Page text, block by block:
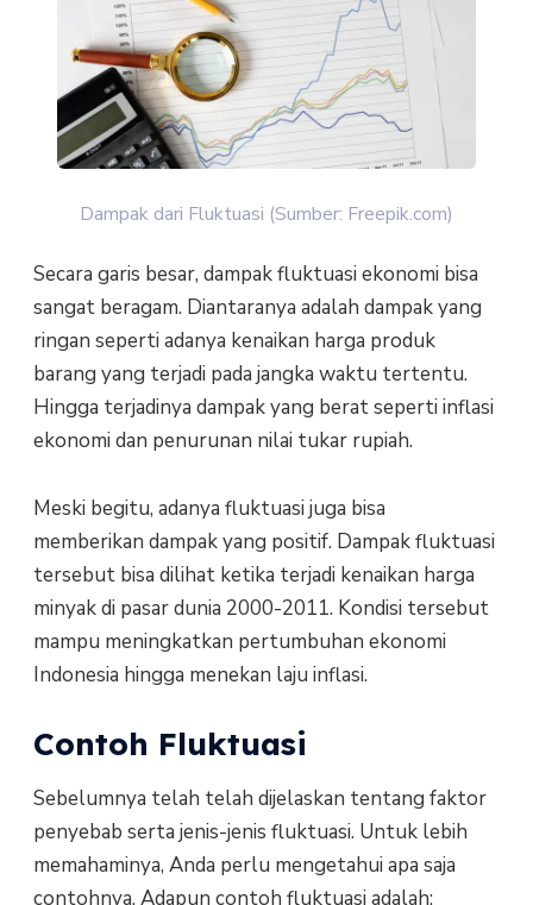
Dampak dari Fluktuasi (Sumber: Freepik.com)
Secara garis besar, dampak fluktuasi ekonomi bisa
sangat beragam. Diantaranya adalah dampak yang
ringan seperti adanya kenaikan harga produk
barang yang terjadi pada jangka waktu tertentu.
Hingga terjadinya dampak yang berat seperti inflasi
ekonomi dan penurunan nilai tukar rupiah.
Meski begitu, adanya fluktuasi juga bisa
memberikan dampak yang positif. Dampak fluktuasi
tersebut bisa dilihat ketika terjadi kenaikan harga
minyak di pasar dunia 2000-2011. Kondisi tersebut
mampu meningkatkan pertumbuhan ekonomi
Indonesia hingga menekan laju inflasi.
Contoh Fluktuasi
Sebelumnya telah telah dijelaskan tentang faktor
penyebab serta jenis-jenis fluktuasi. Untuk lebih
memahaminya, Anda perlu mengetahui apa saja
contohnya. Adapun contoh fluktuasi adalah: